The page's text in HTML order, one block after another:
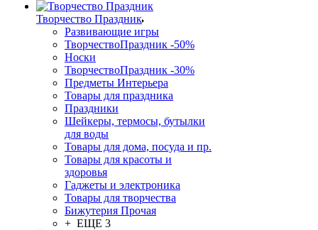
Творчество Праздник
Развивающие игры
ТворчествоПраздник -50%
Носки
ТворчествоПраздник -30%
Предметы Интерьера
Товары для праздника
Праздники
Шейкеры, термосы, бутылки
для воды
Товары для дома, посуда и пр.
Товары для красоты и
здоровья
Гаджеты и электроника
Товары для творчества
Бижутерия Прочая
+ ЕЩЕ 3